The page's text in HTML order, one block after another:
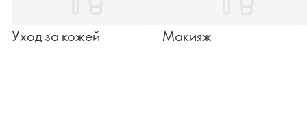
Уход за кожей Макияж